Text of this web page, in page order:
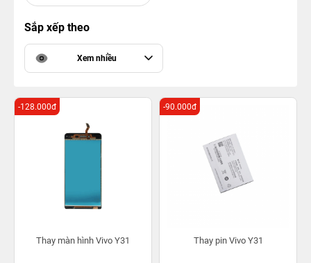
Sắp xếp theo
Xem nhiều
Thay màn hình Vivo Y31
-128.000đ
Thay pin Vivo Y31
-90.000đ